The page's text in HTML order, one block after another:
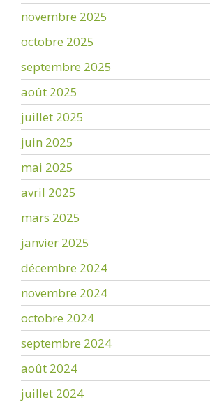
novembre 2025
octobre 2025
septembre 2025
août 2025
juillet 2025
juin 2025
mai 2025
avril 2025
mars 2025
janvier 2025
décembre 2024
novembre 2024
octobre 2024
septembre 2024
août 2024
juillet 2024